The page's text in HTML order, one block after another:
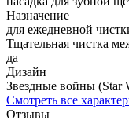
Назначение
для ежедневной
Тщательная чистка
да
Дизайн
Звездные войны (Star
Смотреть все
Отзывы